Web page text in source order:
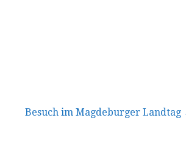
Besuch im Magdeburger